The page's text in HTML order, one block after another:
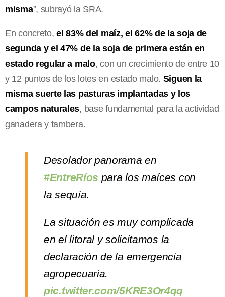
misma”, subrayó la SRA.
En concreto,el 83% del maíz, el 62% de la soja de
segunda y el 47% de la soja de primera están en
estado regular a malo, con un crecimiento de entre 10
y 12 puntos de los lotes en estado malo. Siguen la
misma suerte las pasturas implantadas y los
campos naturales, base fundamental para la actividad
ganadera y tambera.
Desolador panorama en
#EntreRíos para los maíces con
la sequía.
La situación es muy complicada
en el litoral y solicitamos la
declaración de la emergencia
agropecuaria.
pic.twitter.com/5KRE3Or4qq